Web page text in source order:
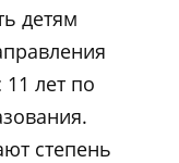
детям
11 лет по
степень